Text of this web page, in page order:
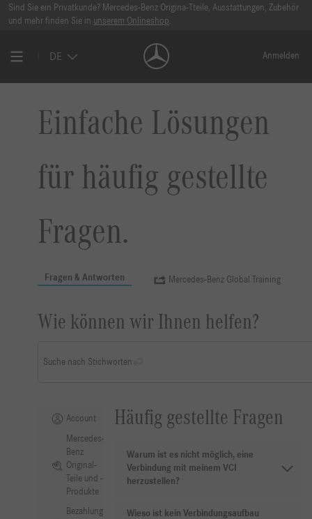
Sind Sie ein Privatkunde? Mercedes-Benz Origina-Tteile, Ausstattungen, Zubehör
und mehr finden Sie in unserem Onlineshop.
DE Anmelden
Einfache Lösungen
für häufig gestellte
Fragen.
Fragen & Antworten Mercedes-Benz Global Training
Wie können wir Ihnen helfen?
Suche nach Stichworten
Account
Mercedes-
Benz
Original-
Teile und -
Produkte
Bezahlung
Häufig gestellte Fragen
Warum ist es nicht möglich, eine
Verbindung mit meinem VCI
herzustellen?
Wieso ist kein Verbindungsaufbau